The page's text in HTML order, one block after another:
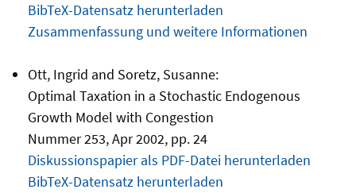
BibTeX-Datensatz herunterladen
Zusammenfassung und weitere Informationen
Ott, Ingrid and Soretz, Susanne:
Optimal Taxation in a Stochastic Endogenous
Growth Model with Congestion
Nummer 253, Apr 2002, pp. 24
Diskussionspapier als PDF-Datei herunterladen
BibTeX-Datensatz herunterladen